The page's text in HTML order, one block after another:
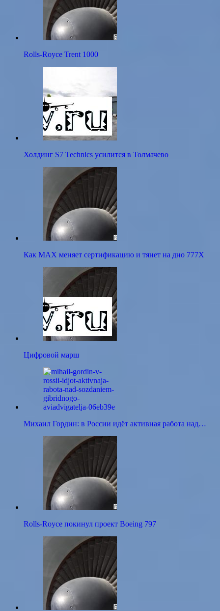
Rolls-Royce Trent 1000
Холдинг S7 Technics усилится в Толмачево
Как MAX меняет сертификацию и тянет на дно 777X
Цифровой марш
Михаил Гордин: в России идёт активная работа над…
Rolls-Royce покинул проект Boeing 797